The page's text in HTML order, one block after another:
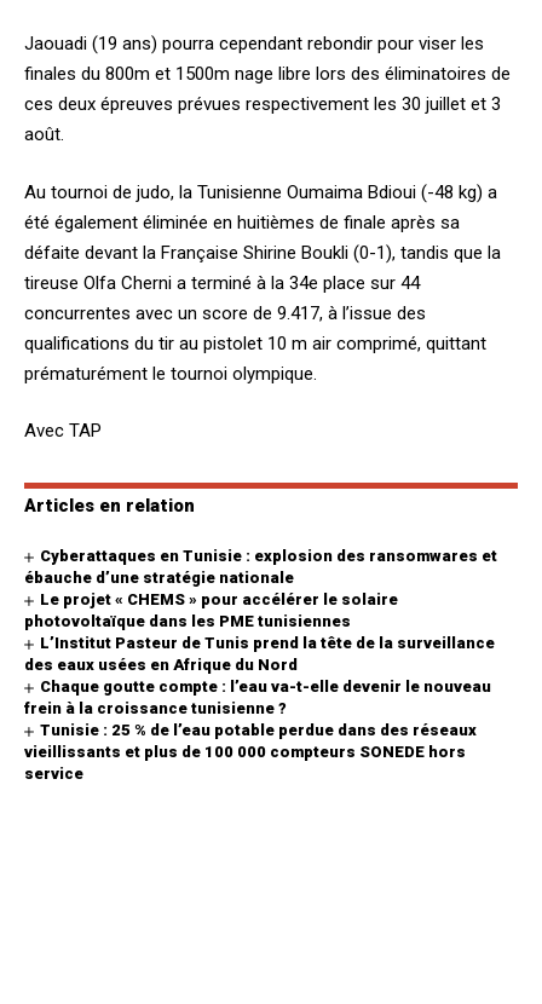
Jaouadi (19 ans) pourra cependant rebondir pour viser les
finales du 800m et 1500m nage libre lors des éliminatoires de
ces deux épreuves prévues respectivement les 30 juillet et 3
août.
Au tournoi de judo, la Tunisienne Oumaima Bdioui (-48 kg) a
été également éliminée en huitièmes de finale après sa
défaite devant la Française Shirine Boukli (0-1), tandis que la
tireuse Olfa Cherni a terminé à la 34e place sur 44
concurrentes avec un score de 9.417, à l’issue des
qualifications du tir au pistolet 10 m air comprimé, quittant
prématurément le tournoi olympique.
Avec TAP
Articles en relation
Cyberattaques en Tunisie : explosion des ransomwares et
ébauche d’une stratégie nationale
Le projet « CHEMS » pour accélérer le solaire
photovoltaïque dans les PME tunisiennes
L’Institut Pasteur de Tunis prend la tête de la surveillance
des eaux usées en Afrique du Nord
Chaque goutte compte : l’eau va-t-elle devenir le nouveau
frein à la croissance tunisienne ?
Tunisie : 25 % de l’eau potable perdue dans des réseaux
vieillissants et plus de 100 000 compteurs SONEDE hors
service